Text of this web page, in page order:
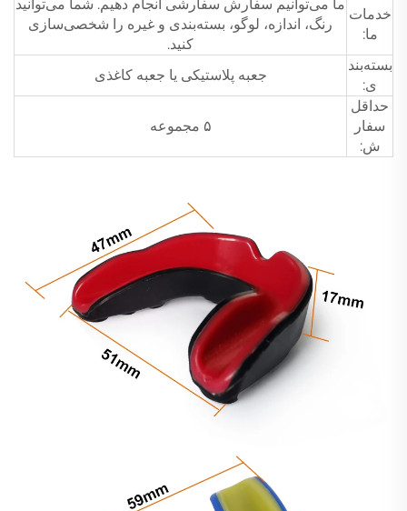
خدمات
ما:
ما می‌توانیم سفارش سفارشی انجام دهیم. شما می‌توانید
رنگ، اندازه، لوگو، بسته‌بندی و غیره را شخصی‌سازی
کنید.
بسته‌بند
ی:
جعبه پلاستیکی یا جعبه کاغذی
حداقل
سفار
ش:
۵ مجموعه